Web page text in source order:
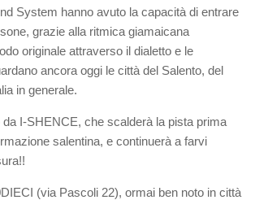
System hanno avuto la capacità di entrare
grazie alla ritmica giamaicana
originale attraverso il dialetto e le
ancora oggi le città del Salento, del
in generale.
da I-SHENCE, che scalderà la pista prima
salentina, e continuerà a farvi
(via Pascoli 22), ormai ben noto in città